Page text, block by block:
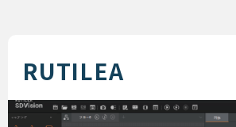
RUTILEA